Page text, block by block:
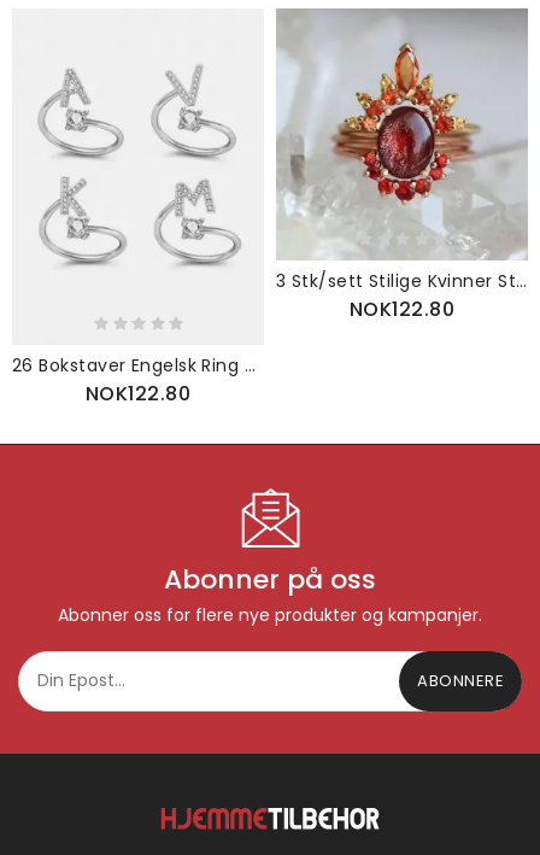
26 Bokstaver Engelsk Ring Kobberbelagt Hvitt Gull Rhinestone Geometrisk Justerbar
NOK122.80
3 Stk/sett Stilige Kvinner Stablebare Ringer Ruby Krystall Blomstersmykke Bohemian Ringsett For
NOK122.80
Abonner på oss
Abonner oss for flere nye produkter og kampanjer.
ABONNERE